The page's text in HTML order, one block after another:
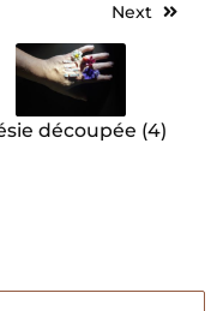
Next
découpée (4)